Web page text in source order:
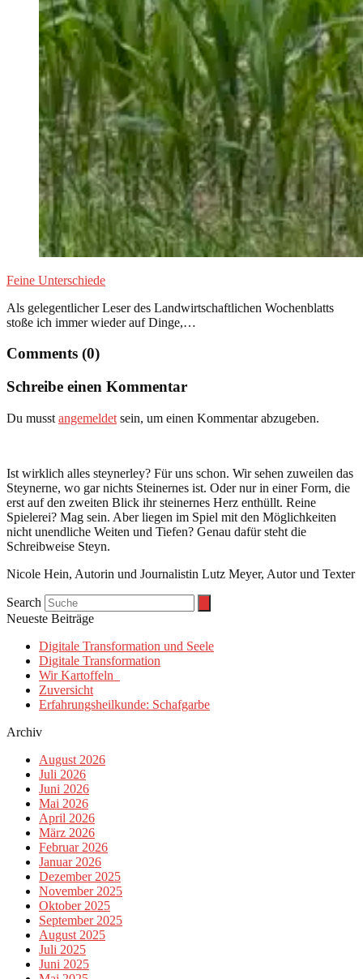
Feine Unterschiede
Als gelegentlicher Leser des Landwirtschaftlichen Wochenblatts
stoße ich immer wieder auf Dinge,…
Comments (0)
Schreibe einen Kommentar
Du musst angemeldet sein, um einen Kommentar abzugeben.
Ist wirklich alles steynerley? Für uns schon. Wir sehen zuweilen das
Steynerne, wo gar nichts Steinernes ist. Oder nur in einer Form, die
erst auf den zweiten Blick ihr steinernes Herz enthüllt. Reine
Spielerei? Mag sein. Aber liegen im Spiel mit den Möglichkeiten
nicht unendliche Weiten und Tiefen? Genau dafür steht die
Schreibweise Steyn.
Nicole Hein, Autorin und Journalistin Lutz Meyer, Autor und Texter
Search
Neueste Beiträge
Digitale Transformation und Seele
Digitale Transformation
Wir Kartoffeln
Zuversicht
Erfahrungsheilkunde: Schafgarbe
Archiv
August 2026
Juli 2026
Juni 2026
Mai 2026
April 2026
März 2026
Februar 2026
Januar 2026
Dezember 2025
November 2025
Oktober 2025
September 2025
August 2025
Juli 2025
Juni 2025